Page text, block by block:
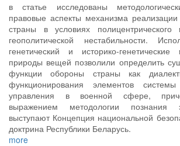
в статье исследованы
правовые аспекты механизма
страны в условиях полицентрического
геополитической нестабильности.
генетический и историко-
природы вещей позволили определить
функции обороны страны как
функционирования элементов системы
управления в военной сфере,
выражением методологии познания
выступают Концепция национальной
доктрина Республики Беларусь.
more